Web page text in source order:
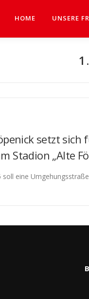
HOME UNSERE
setzt
Stadion „Alte
eine